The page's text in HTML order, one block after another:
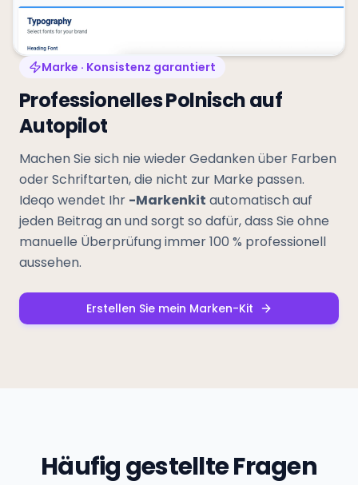
Marke · Konsistenz garantiert
Professionelles Polnisch auf
Autopilot
Machen Sie sich nie wieder Gedanken über Farben
oder Schriftarten, die nicht zur Marke passen.
Ideqo wendet Ihr -Markenkit automatisch auf
jeden Beitrag an und sorgt so dafür, dass Sie ohne
manuelle Überprüfung immer 100 % professionell
aussehen.
Erstellen Sie mein Marken-Kit
Häufig gestellte Fragen